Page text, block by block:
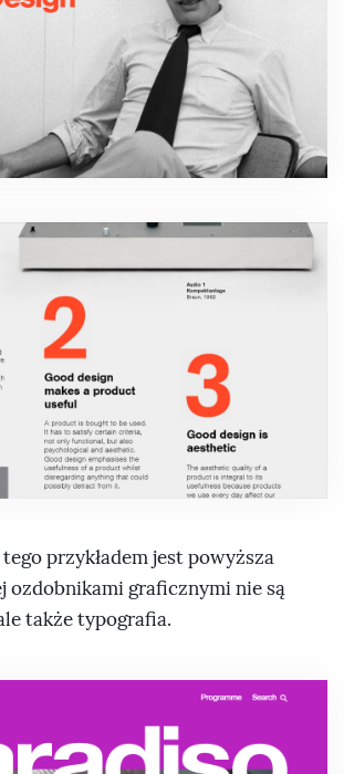
przykładem jest powyższa
ozdobnikami graficznymi nie są
także typografia.